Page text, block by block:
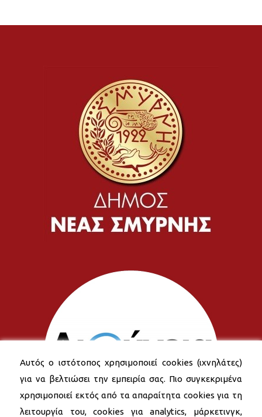
Αυτός ο ιστότοπος χρησιμοποιεί cookies (ιχνηλάτες)
για να βελτιώσει την εμπειρία σας. Πιο συγκεκριμένα
χρησιμοποιεί εκτός από τα απαραίτητα cookies για τη
λειτουργία του, cookies για analytics, μάρκετινγκ,